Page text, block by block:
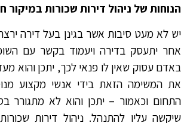
הנוחות של ניהול דירות שכורות במיקור
יש לא מעט סיבות אשר בגינן בעל דירה
אחר יתעסק בדירה ויעמוד בקשר עם
באדם עסוק שאין לו פנאי לכך, יתכן והוא
את המשימה הזאת בידי אנשי מקצוע
התחום וכאמור – יתכן והוא לא מתגורר
שיקשה עליו להתנהל. ניהול דירות